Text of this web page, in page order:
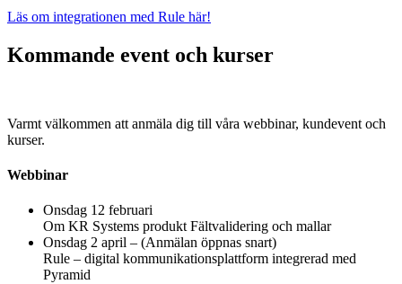
Läs om integrationen med Rule här!
Kommande event och kurser
Varmt välkommen att anmäla dig till våra webbinar, kundevent och
kurser.
Webbinar
Onsdag 12 februari
Om KR Systems produkt Fältvalidering och mallar
Onsdag 2 april – (Anmälan öppnas snart)
Rule – digital kommunikationsplattform integrerad med
Pyramid